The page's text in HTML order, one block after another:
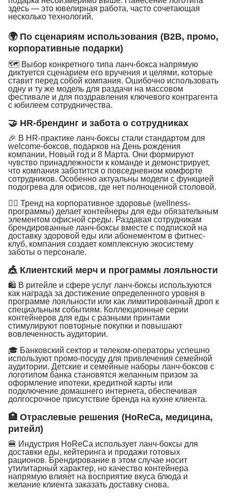
здесь — это ювелирная работа, часто сочетающая
несколько технологий.
🌍 По сценариям использования (B2B, промо,
корпоративные подарки)
🗺 Выбор конкретного типа ланч-бокса напрямую
диктуется сценарием его вручения и целями, которые
ставит перед собой компания. Ошибочно использовать
одну и ту же модель для раздачи на массовом
фестивале и для поздравления ключевого контрагента
с юбилеем сотрудничества.
🤝 HR-брендинг и забота о сотрудниках
🎉 В HR-практике ланч-боксы стали стандартом для
welcome-боксов, подарков на День рождения
компании, Новый год и 8 Марта. Они формируют
чувство принадлежности к команде и демонстрирует,
что компания заботится о повседневном комфорте
сотрудников. Особенно актуальны модели с функцией
подогрева для офисов, где нет полноценной столовой.
🧘‍♀️ Тренд на корпоративное здоровье (wellness-
программы) делает контейнеры для еды обязательным
элементом офисной среды. Раздавая сотрудникам
брендированные ланч-боксы вместе с подпиской на
доставку здоровой еды или абонементом в фитнес-
клуб, компания создает комплексную экосистему
заботы о персонале.
🎪 Клиентский мерч и программы лояльности
🛍 В ритейле и сфере услуг ланч-боксы используются
как награда за достижение определенного уровня в
программе лояльности или как лимитированный дроп к
специальным событиям. Коллекционные серии
контейнеров для еды с разными принтами
стимулируют повторные покупки и повышают
вовлеченность аудитории.
🎓 Банковский сектор и телеком-операторы успешно
используют промо-посуду для привлечения семейной
аудитории. Детские и семейные наборы ланч-боксов с
логотипом банка становятся желанным призом за
оформление ипотеки, кредитной карты или
подключение домашнего интернета, обеспечивая
долгосрочное присутствие бренда на кухне клиента.
🏥 Отраслевые решения (HoReCa, медицина,
ритейл)
🍔 Индустрия HoReCa использует ланч-боксы для
доставки еды, кейтеринга и продажи готовых
рационов. Брендирование в этом случае носит
утилитарный характер, но качество контейнера
напрямую влияет на восприятие вкуса блюда и
желание клиента заказать доставку снова.